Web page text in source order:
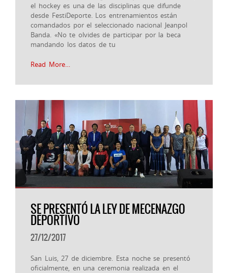
el hockey es una de las disciplinas que difunde
desde FestiDeporte. Los entrenamientos están
comandados por el seleccionado nacional Jeanpol
Banda. «No te olvides de participar por la beca
mandando los datos de tu
Read More…
SE PRESENTÓ LA LEY DE MECENAZGO
DEPORTIVO
27/12/2017
San Luis, 27 de diciembre. Esta noche se presentó
oficialmente, en una ceremonia realizada en el